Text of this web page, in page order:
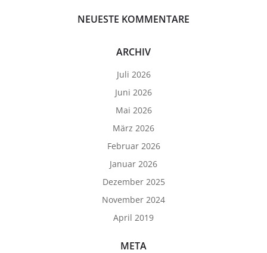
NEUESTE KOMMENTARE
ARCHIV
Juli 2026
Juni 2026
Mai 2026
März 2026
Februar 2026
Januar 2026
Dezember 2025
November 2024
April 2019
META